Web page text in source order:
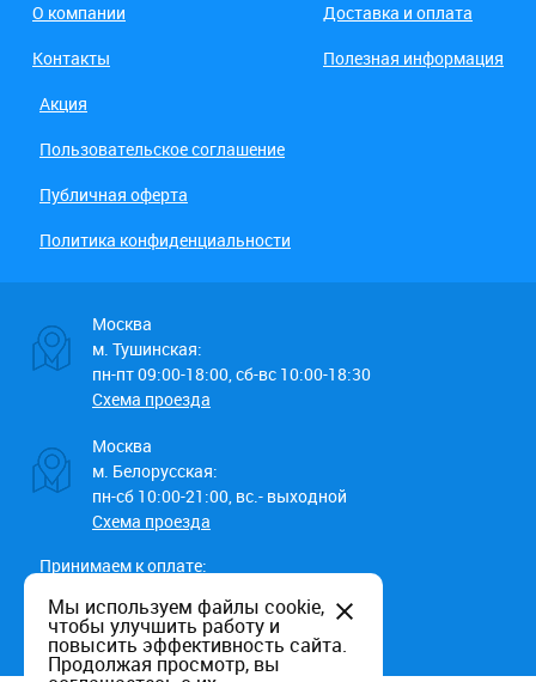
О компании
Доставка и оплата
Контакты
Полезная информация
Акция
Пользовательское соглашение
Публичная оферта
Политика конфиденциальности
Москва
м. Тушинская:
пн-пт 09:00-18:00, сб-вс 10:00-18:30
Схема проезда
Москва
м. Белорусская:
пн-сб 10:00-21:00, вс.- выходной
Схема проезда
Принимаем к оплате:
Мы используем файлы cookie,
чтобы улучшить работу и
повысить эффективность сайта.
Продолжая просмотр, вы